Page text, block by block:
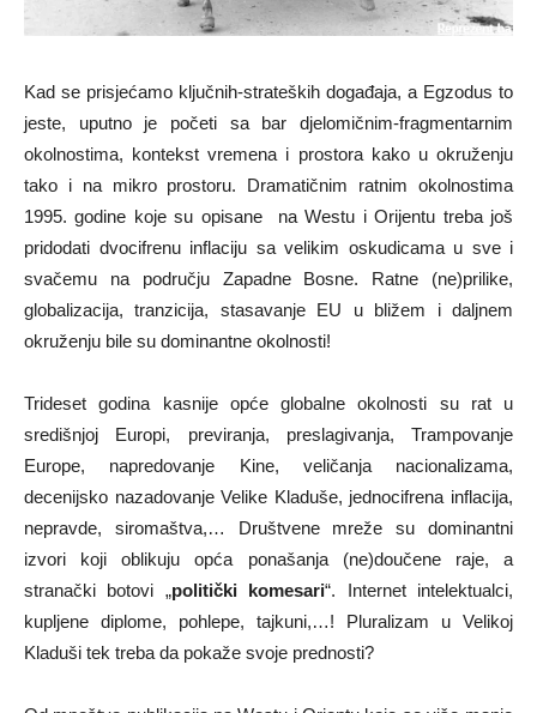
Kad se prisjećamo ključnih-strateških događaja, a Egzodus to
jeste, uputno je početi sa bar djelomičnim-fragmentarnim
okolnostima, kontekst vremena i prostora kako u okruženju
tako i na mikro prostoru. Dramatičnim ratnim okolnostima
1995. godine koje su opisane na Westu i Orijentu treba još
pridodati dvocifrenu inflaciju sa velikim oskudicama u sve i
svačemu na području Zapadne Bosne. Ratne (ne)prilike,
globalizacija, tranzicija, stasavanje EU u bližem i daljnem
okruženju bile su dominantne okolnosti!
Trideset godina kasnije opće globalne okolnosti su rat u
središnjoj Europi, previranja, preslagivanja, Trampovanje
Europe, napredovanje Kine, veličanja nacionalizama,
decenijsko nazadovanje Velike Kladuše, jednocifrena inflacija,
nepravde, siromaštva,… Društvene mreže su dominantni
izvori koji oblikuju opća ponašanja (ne)doučene raje, a
stranački botovi „politički komesari“. Internet intelektualci,
kupljene diplome, pohlepe, tajkuni,…! Pluralizam u Velikoj
Kladuši tek treba da pokaže svoje prednosti?